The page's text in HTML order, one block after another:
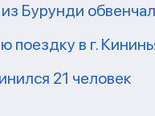
Бурунди
в г.
21 человек